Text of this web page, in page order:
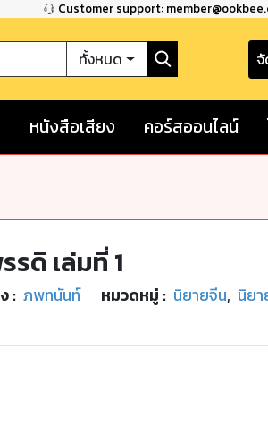
Customer support:
ทั้งหมด
หนังสือเสียง คอร์สออนไลน์
ดิ เล่มที่ 1
: ภพทนันท์ หมวดหมู่ : นิยายจีน, นิย